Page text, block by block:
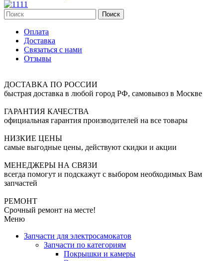
Поиск
Оплата
Доставка
Связаться с нами
Отзывы
ДОСТАВКА ПО РОССИИ
быстрая доставка в любой город РФ, самовывоз в Москве
ГАРАНТИЯ КАЧЕСТВА
официальная гарантия производителей на все товары
НИЗКИЕ ЦЕНЫ
самые выгодные цены, действуют скидки и акции
МЕНЕДЖЕРЫ НА СВЯЗИ
всегда помогут и подскажут с выбором необходимых Вам
запчастей
РЕМОНТ
Срочный ремонт на месте!
Меню
Запчасти для электросамокатов
Запчасти по категориям
Покрышки и камеры